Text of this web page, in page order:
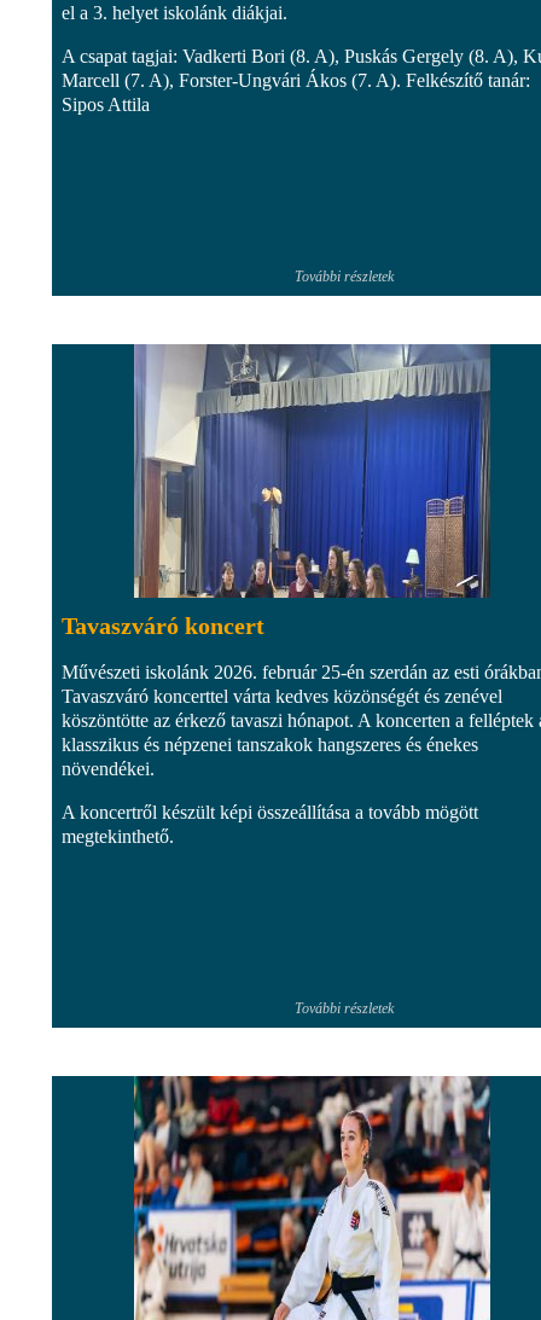
el a 3. helyet iskolánk diákjai.
A csapat tagjai: Vadkerti Bori (8. A), Puskás Gergely (8. A),
Marcell (7. A), Forster-Ungvári Ákos (7. A). Felkészítő tanár:
Sipos Attila
További részletek
Tavaszváró koncert
Művészeti iskolánk 2026. február 25-én szerdán az esti
Tavaszváró koncerttel várta kedves közönségét és zenével
köszöntötte az érkező tavaszi hónapot. A koncerten a felléptek
klasszikus és népzenei tanszakok hangszeres és énekes
növendékei.
A koncertről készült képi összeállítása a tovább mögött
megtekinthető.
További részletek